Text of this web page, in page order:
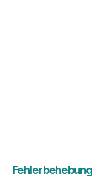
Fehlerbehebung